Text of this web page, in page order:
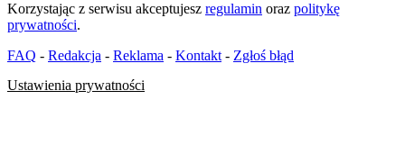
Korzystając z serwisu akceptujesz regulamin oraz politykę
prywatności.
FAQ - Redakcja - Reklama - Kontakt - Zgłoś błąd
Ustawienia prywatności